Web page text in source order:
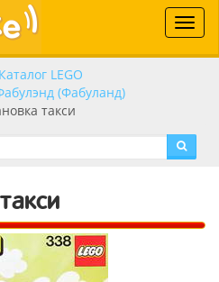
Toggle
Каталог LEGO
(Фабуланд)
такси